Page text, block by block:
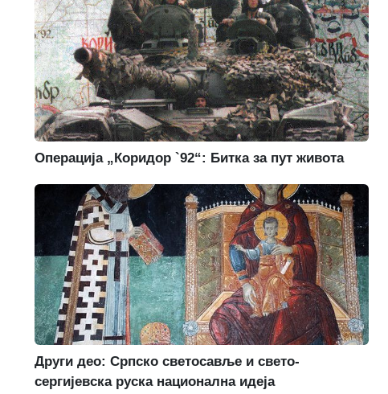
Операција „Коридор `92“: Битка за пут живота
Други део: Српско светосавље и свето-
сергијевска руска национална идеја